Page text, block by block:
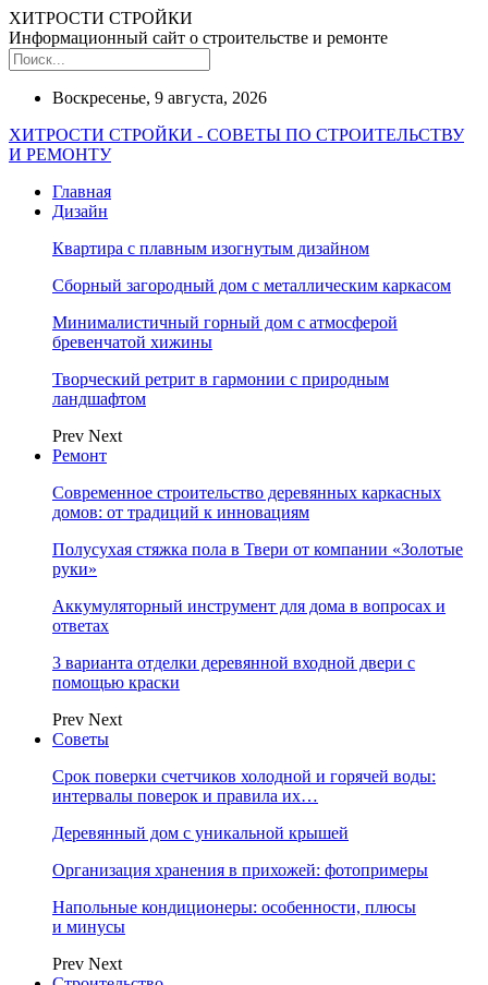
ХИТРОСТИ СТРОЙКИ
Информационный сайт о строительстве и ремонте
Воскресенье, 9 августа, 2026
ХИТРОСТИ СТРОЙКИ - СОВЕТЫ ПО СТРОИТЕЛЬСТВУ
И РЕМОНТУ
Главная
Дизайн
Квартира с плавным изогнутым дизайном
Сборный загородный дом с металлическим каркасом
Минималистичный горный дом с атмосферой
бревенчатой хижины
Творческий ретрит в гармонии с природным
ландшафтом
Prev Next
Ремонт
Современное строительство деревянных каркасных
домов: от традиций к инновациям
Полусухая стяжка пола в Твери от компании «Золотые
руки»
Аккумуляторный инструмент для дома в вопросах и
ответах
3 варианта отделки деревянной входной двери с
помощью краски
Prev Next
Советы
Срок поверки счетчиков холодной и горячей воды:
интервалы поверок и правила их…
Деревянный дом с уникальной крышей
Организация хранения в прихожей: фотопримеры
Напольные кондиционеры: особенности, плюсы
и минусы
Prev Next